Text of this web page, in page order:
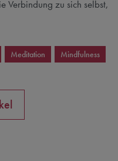
Verbindung zu sich selbst,
Meditation Mindfulness